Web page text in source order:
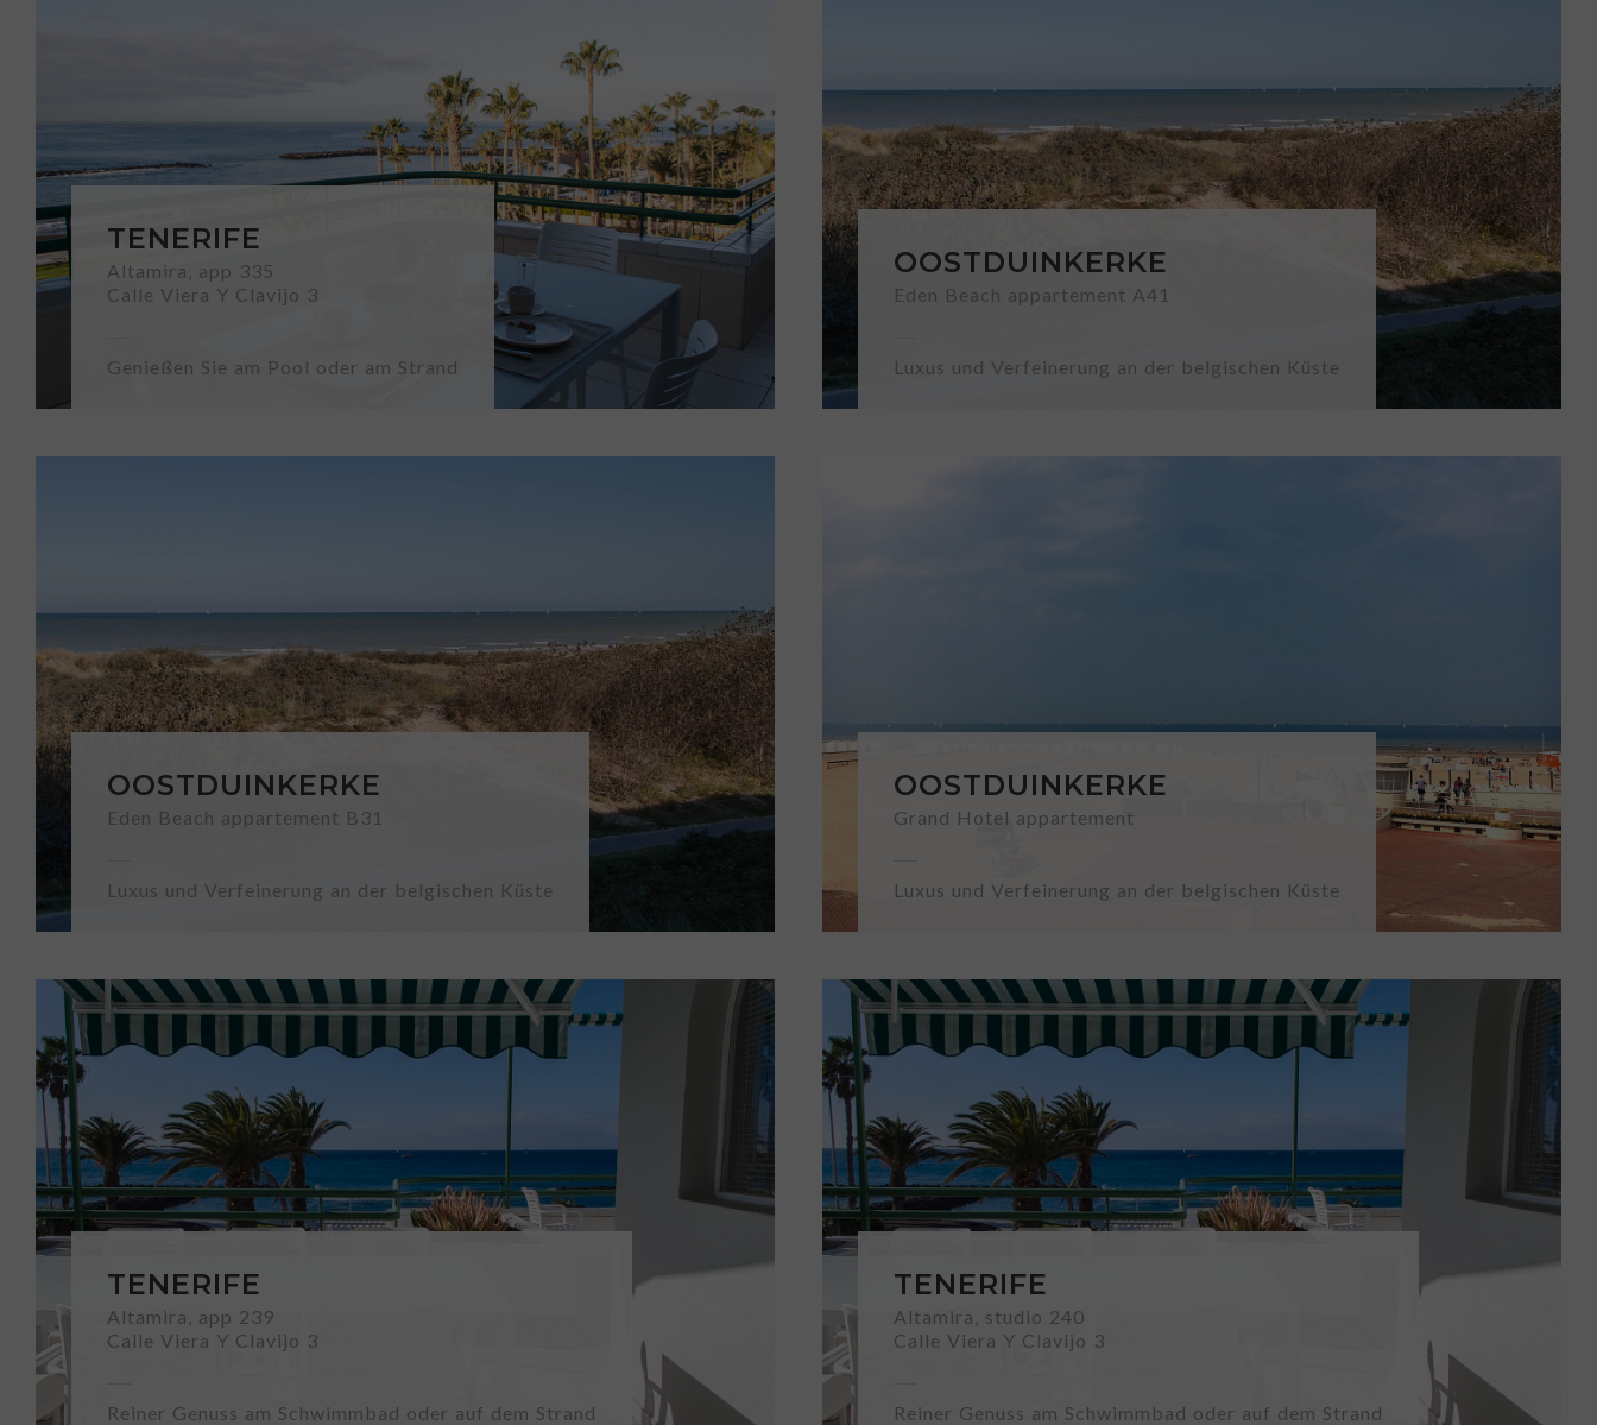
TENERIFE
Altamira, app 335
Calle Viera Y Clavijo 3
Genießen Sie am Pool oder am Strand
OOSTDUINKERKE
Eden Beach appartement A41
Luxus und Verfeinerung an der belgischen Küste
OOSTDUINKERKE
Eden Beach appartement B31
Luxus und Verfeinerung an der belgischen Küste
OOSTDUINKERKE
Grand Hotel appartement
Luxus und Verfeinerung an der belgischen Küste
TENERIFE
Altamira, app 239
Calle Viera Y Clavijo 3
Reiner Genuss am Schwimmbad oder auf dem Strand
TENERIFE
Altamira, studio 240
Calle Viera Y Clavijo 3
Reiner Genuss am Schwimmbad oder auf dem Strand